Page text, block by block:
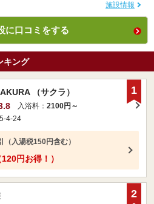
施設情報
に口コミをする
キング
（サクラ）
入浴料： 2100円～
4-24
（入湯税150円含む）
円お得！）
1
2